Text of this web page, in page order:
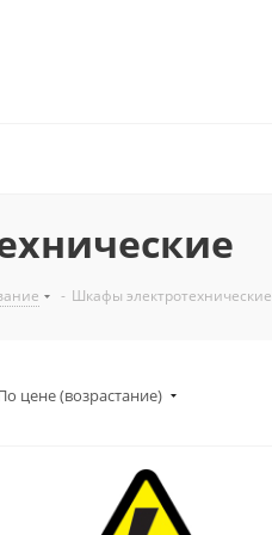
- Шкафы электротехнические
цене (возрастание)